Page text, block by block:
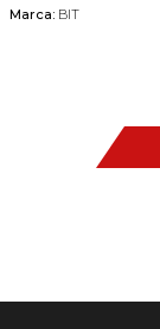
Marca: BIT